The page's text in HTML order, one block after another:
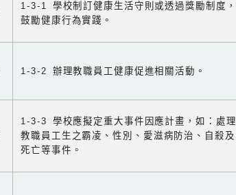
1-3-1 學校制訂健康生活守則或透過獎勵制度，
鼓勵健康行為實踐。
1-3-2 辦理教職員工健康促進相關活動。
1-3-3 學校應擬定重大事件因應計畫，如：處理
教職員工生之霸凌、性別、愛滋病防治、自殺及
死亡等事件。